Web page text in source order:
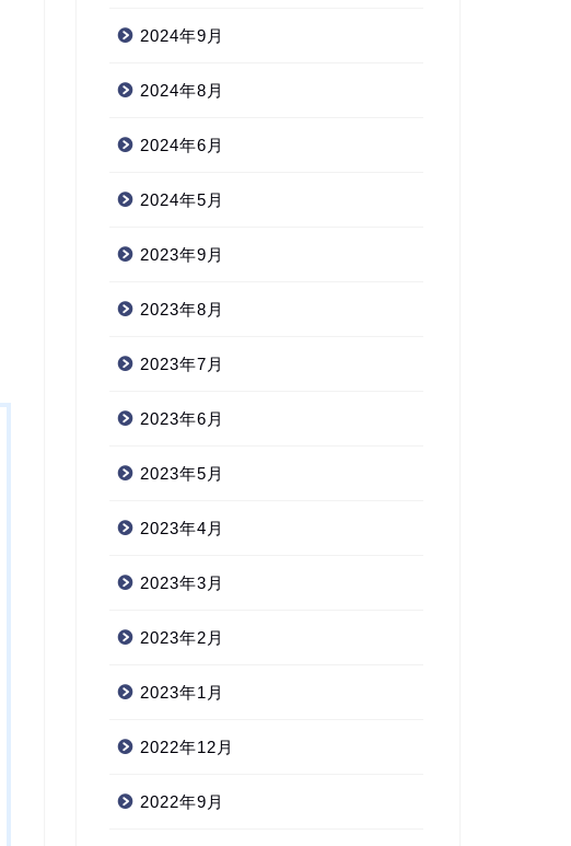
2024年9月
2024年8月
2024年6月
2024年5月
2023年9月
2023年8月
2023年7月
2023年6月
2023年5月
2023年4月
2023年3月
2023年2月
2023年1月
2022年12月
2022年9月